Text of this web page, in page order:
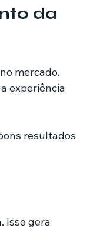
da
mercado.
experiência
resultados
Isso gera